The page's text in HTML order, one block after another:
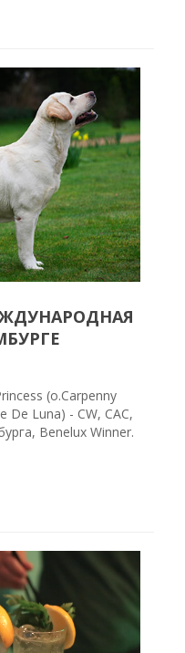
(о.Carpenny
De Luna) - CW, CAC,
Benelux Winner.